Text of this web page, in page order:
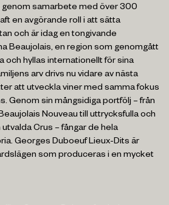
samarbete med över 300
en avgörande roll i att sätta
och är idag en tongivande
Beaujolais, en region som genomgått
och hyllas internationellt för sina
arv drivs nu vidare av nästa
att utveckla viner med samma fokus
Genom sin mångsidiga portfölj – från
Nouveau till uttrycksfulla och
Crus – fångar de hela
Georges Duboeuf Lieux-Dits är
som produceras i en mycket